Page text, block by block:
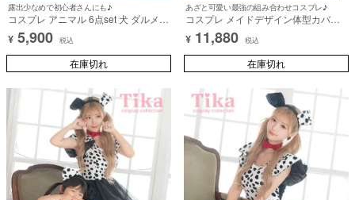
露出少なめで初心者さんにも♪
コスプレ アニマル 6点set 犬 ダルメシ
アン サスペンダー フレアスカート 体
型カバー (ワンピース/カチューシャ/
チョーカー/手袋/しっぽ/靴下)【ハロ
ウィン】[tk-hw2015a]
¥ 5,900 税込
在庫切れ
あざと可愛い最強の組み合わせコスプレ♪
コスプレ メイドデザイン体型カバー
フレアスカートガーリー犬アニマル
[7点セット] (ワンピース/カチューシ
ャ/付け襟/リボンブローチ/コルセット/
カフス/しっぽ)【ハロウィン】[tk-
hw908043]
¥ 11,880 税込
在庫切れ